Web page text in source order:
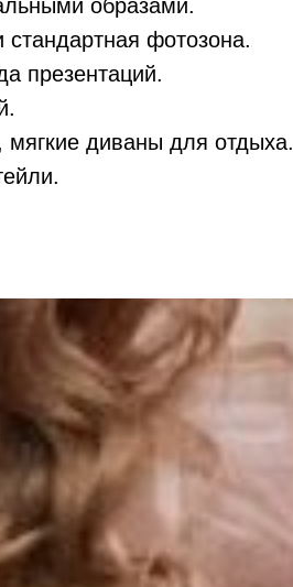
образами.
фотозона.
презентаций.
диваны для отдыха.